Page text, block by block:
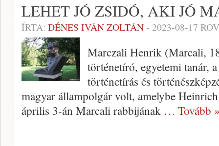
LEHET JÓ ZSIDÓ, AKI JÓ
ÍRTA: DÉNES IVÁN ZOLTÁN- 2023-08-17
Marczali Henrik (Marcali,
történetíró, egyetemi tanár,
történetírás és
magyar állampolgár volt, amelybe
április 3-án Marcali rabbijának … Tovább